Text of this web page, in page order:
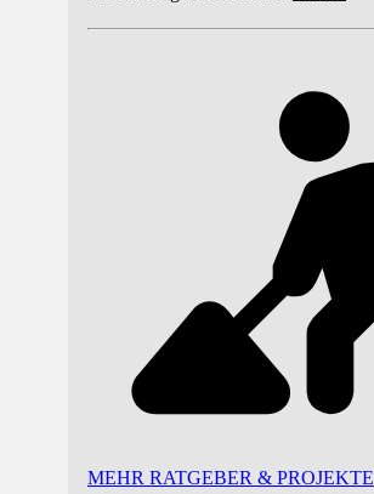
MEHR RATGEBER & PROJEKTE